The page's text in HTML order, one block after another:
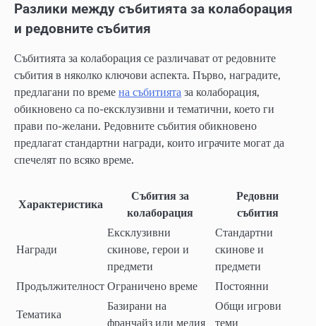
Разлики между събитията за колаборация
и редовните събития
Събитията за колаборация се различават от редовните
събития в няколко ключови аспекта. Първо, наградите,
предлагани по време на събитията за колаборация,
обикновено са по-ексклузивни и тематични, което ги
прави по-желани. Редовните събития обикновено
предлагат стандартни награди, които играчите могат да
спечелят по всяко време.
Характеристика
Събития за
колаборация
Редовни
събития
Награди
Ексклузивни
скинове, герои и
предмети
Стандартни
скинове и
предмети
Продължителност Ограничено време Постоянни
Тематика
Базирани на
франчайз или медия
Общи игрови
теми